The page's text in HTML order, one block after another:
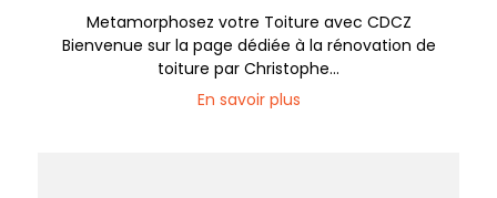
Metamorphosez votre Toiture avec CDCZ
Bienvenue sur la page dédiée à la rénovation de
toiture par Christophe...
En savoir plus